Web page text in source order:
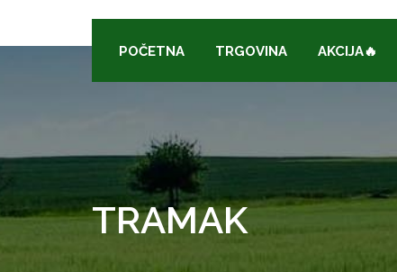
POČETNA TRGOVINA AKCIJA🔥
TRAMAK